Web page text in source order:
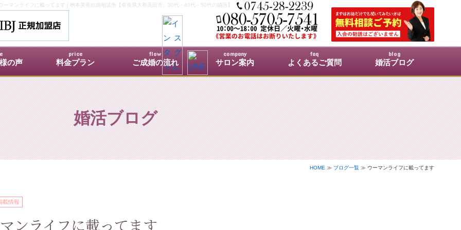
ーマンライフに載ってます | 桝本美香結婚相談所【奈良県大和高田市、30代・40代・50代の婚活】
の声
price
料金プラン
flow
ご成婚の流れ
company
サロン案内
faq
よくあるご質問
blog
婚活ブログ
婚活ブログ
HOME ≫ ブログ一覧 ≫ ウーマンライフに載ってます
載情報
ンライフに載ってます